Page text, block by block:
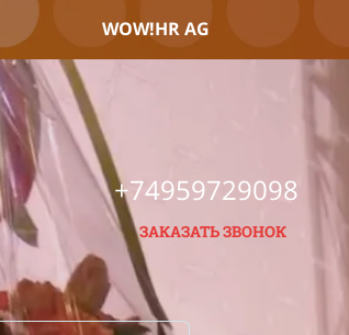
WOW!HR AG
+74959729098
ЗАКАЗАТЬ ЗВОНОК